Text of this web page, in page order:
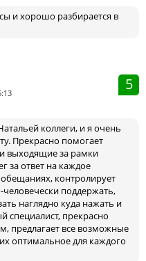
и хорошо разбирается в
5
коллеги, и я очень
Прекрасно помогает
выходящие за рамки
за ответ на каждое
контролирует
поддержать,
наглядно куда нажать и
специалист, прекрасно
предлагает все возможные
оптимальное для каждого